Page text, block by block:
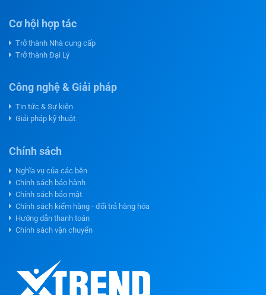
Cơ hội hợp tác
Trở thành Nhà cung cấp
Trở thành Đại Lý
Công nghệ & Giải pháp
Tin tức & Sự kiện
Giải pháp kỹ thuật
Chính sách
Nghĩa vụ của các bên
Chính sách bảo hành
Chính sách bảo mật
Chính sách kiểm hàng - đổi trả hàng hóa
Hướng dẫn thanh toán
Chính sách vận chuyển